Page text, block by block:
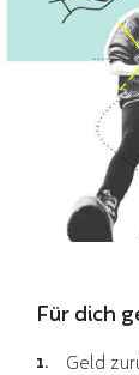
Für dich
Geld